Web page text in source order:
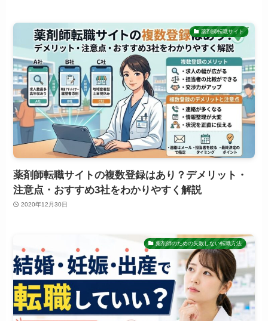
薬剤師転職サイト
薬剤師転職サイトの複数登録はあり？デメリット・
注意点・おすすめ3社をわかりやすく解説
2020年12月30日
薬剤師のための失敗しない転職方法